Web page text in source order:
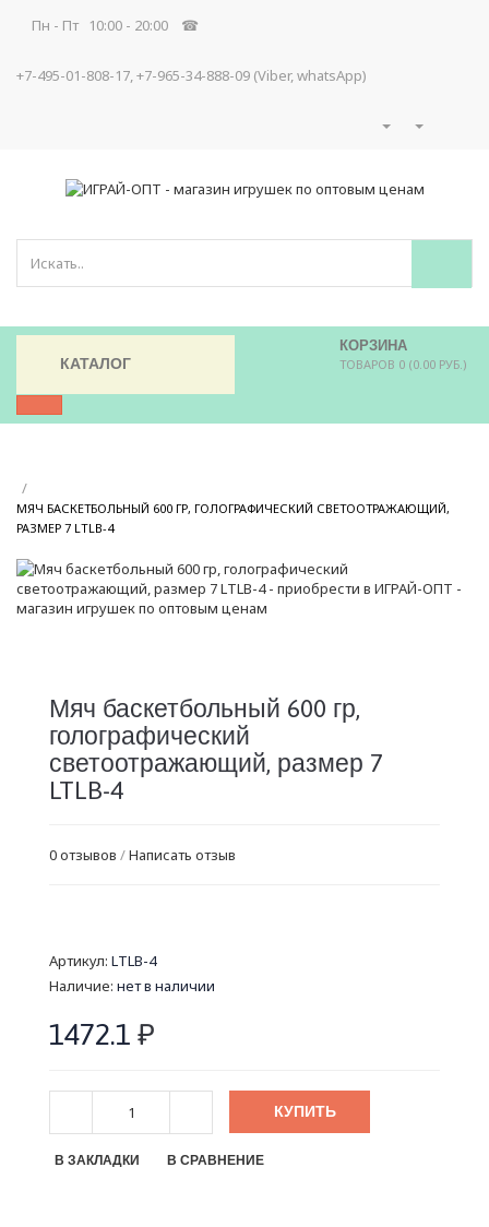
Пн - Пт 10:00 - 20:00 ☎
+7-495-01-808-17, +7-965-34-888-09 (Viber, whatsApp)
КОРЗИНА
ТОВАРОВ 0 (0.00 РУБ.)
КАТАЛОГ
/
МЯЧ БАСКЕТБОЛЬНЫЙ 600 ГР, ГОЛОГРАФИЧЕСКИЙ СВЕТООТРАЖАЮЩИЙ,
РАЗМЕР 7 LTLB-4
Мяч баскетбольный 600 гр,
голографический
светоотражающий, размер 7
LTLB-4
0 отзывов /Написать отзыв
Артикул: LTLB-4
Наличие: нет в наличии
1472.1 ₽
КУПИТЬ
В ЗАКЛАДКИ В СРАВНЕНИЕ